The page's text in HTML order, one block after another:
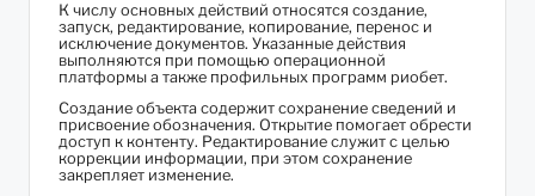
К числу основных действий относятся создание,
запуск, редактирование, копирование, перенос и
исключение документов. Указанные действия
выполняются при помощью операционной
платформы а также профильных программ риобет.
Создание объекта содержит сохранение сведений и
присвоение обозначения. Открытие помогает обрести
доступ к контенту. Редактирование служит с целью
коррекции информации, при этом сохранение
закрепляет изменение.